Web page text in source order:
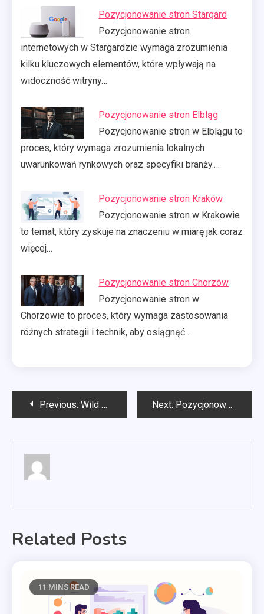
Pozycjonowanie stron Stargard
Pozycjonowanie stron
internetowych w Stargardzie wymaga zrozumienia
kilku kluczowych elementów, które wpływają na
widoczność witryny…
Pozycjonowanie stron Elbląg
Pozycjonowanie stron w Elblągu to
proces, który wymaga zrozumienia lokalnych
uwarunkowań rynkowych oraz specyfiki branży.…
Pozycjonowanie stron Kraków
Pozycjonowanie stron w Krakowie
to temat, który zyskuje na znaczeniu w miarę jak coraz
więcej…
Pozycjonowanie stron Chorzów
Pozycjonowanie stron w
Chorzowie to proces, który wymaga zastosowania
różnych strategii i technik, aby osiągnąć…
Nawigacja
Previous: Wild Moose najlepsza agencja SEO w Szczecinie Next: Pozycjonowanie stron Piła
Related Posts
11 MINS READ